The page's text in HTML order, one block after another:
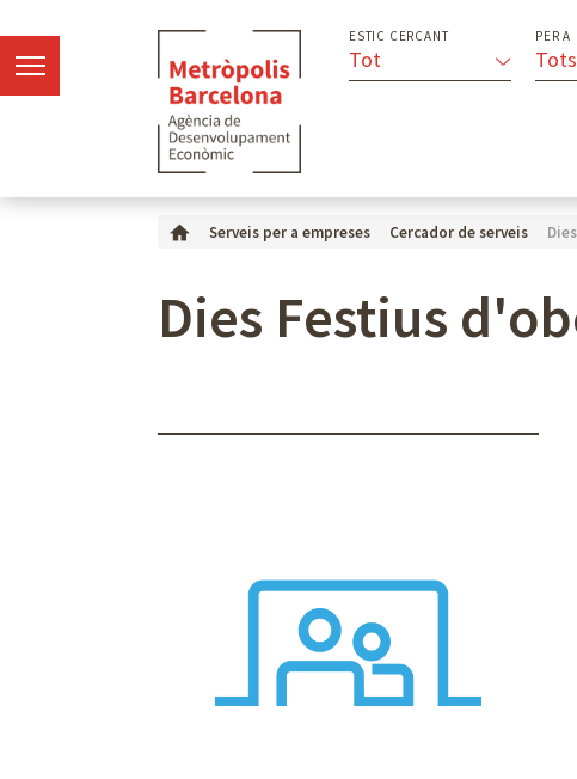
ESTIC CERCANT
Tot
PER A
Serveis per a empreses Cercador de serveis
Dies Festius